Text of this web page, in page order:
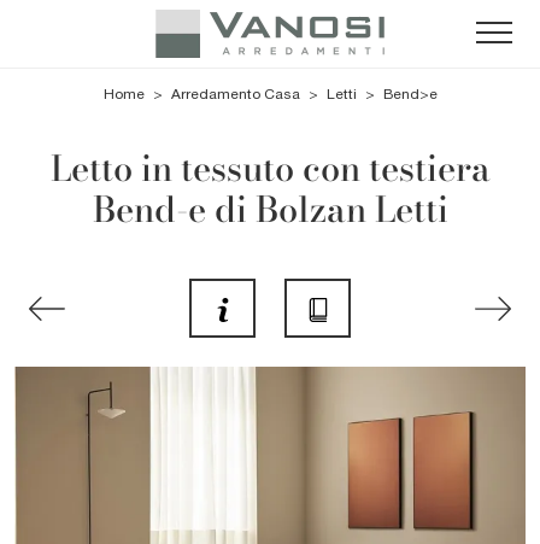
Home > Arredamento Casa > Letti > Bend>e
Letto in tessuto con testiera
Bend-e di Bolzan Letti